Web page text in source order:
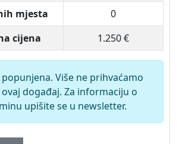
mjesta
0
cijena
1.250 €
Više ne prihvaćamo
događaj. Za informaciju o
upišite se u newsletter.